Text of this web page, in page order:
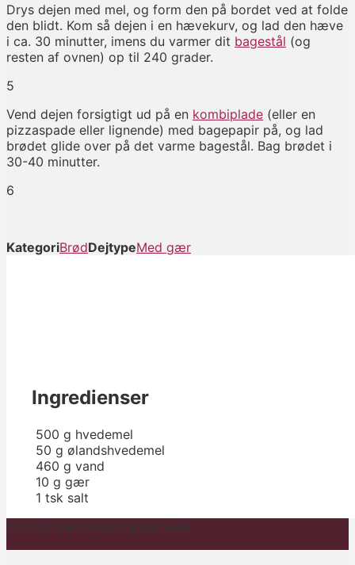
Drys dejen med mel, og form den på bordet ved at folde
den blidt. Kom så dejen i en hævekurv, og lad den hæve
i ca. 30 minutter, imens du varmer dit bagestål (og
resten af ovnen) op til 240 grader.
5
Vend dejen forsigtigt ud på en kombiplade (eller en
pizzaspade eller lignende) med bagepapir på, og lad
brødet glide over på det varme bagestål. Bag brødet i
30-40 minutter.
6
KategoriBrødDejtypeMed gær
Ingredienser
500 g hvedemel
50 g ølandshvedemel
460 g vand
10 g gær
1 tsk salt
Hurtigt brød med ølandshvede